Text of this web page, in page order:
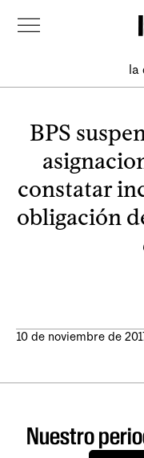
la
BPS
constatar
obligación
10 de noviembre de
Nuestro